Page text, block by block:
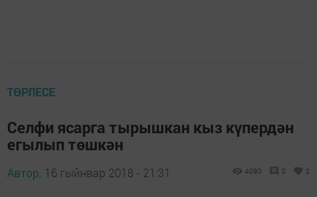
ТӨРЛЕСЕ
Селфи ясарга тырышкан кыз күпердән
егылып төшкән
Автор, 16 гыйнвар 2018 - 21:31 4090 0 2